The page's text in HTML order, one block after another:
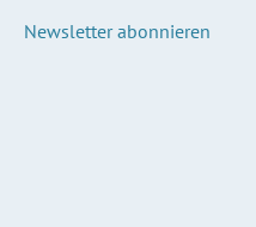
Newsletter abonnieren